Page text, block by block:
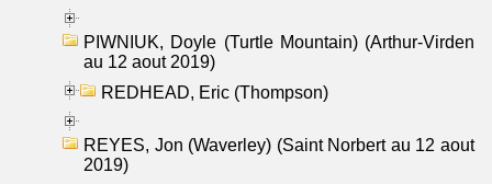
PIWNIUK, Doyle (Turtle Mountain) (Arthur-Virden
au 12 aout 2019)
REDHEAD, Eric (Thompson)
REYES, Jon (Waverley) (Saint Norbert au 12 aout
2019)